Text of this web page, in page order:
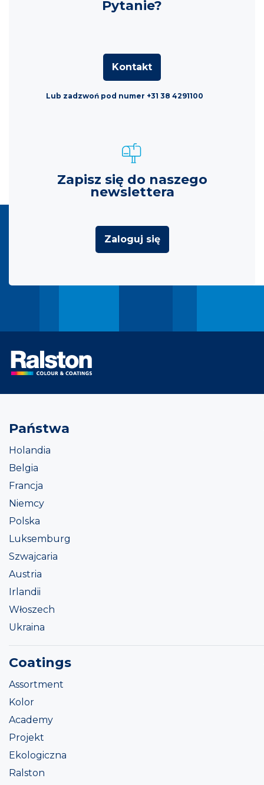
Pytanie?
Kontakt
Lub zadzwoń pod numer +31 38 4291100
Zapisz się do naszego
newslettera
Zaloguj się
Państwa
Holandia
Belgia
Francja
Niemcy
Polska
Luksemburg
Szwajcaria
Austria
Irlandii
Włoszech
Ukraina
Coatings
Assortment
Kolor
Academy
Projekt
Ekologiczna
Ralston